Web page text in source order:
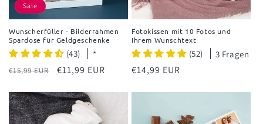
Sale
Wunscherfüller - Bilderrahmen
Spardose für Geldgeschenke
(43) *
Normaler
€15,99 EUR Verkaufspreis
€11,99 EUR
Fotokissen mit 10 Fotos und
Ihrem Wunschtext
(52) 3 Fragen
Normaler
€14,99 EUR